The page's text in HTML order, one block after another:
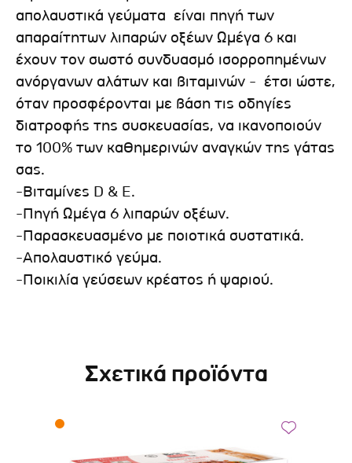
απολαυστικά γεύματα είναι πηγή των
απαραίτητων λιπαρών οξέων Ωμέγα 6 και
έχουν τον σωστό συνδυασμό ισορροπημένων
ανόργανων αλάτων και βιταμινών - έτσι ώστε,
όταν προσφέρονται με βάση τις οδηγίες
διατροφής της συσκευασίας, να ικανοποιούν
το 100% των καθημερινών αναγκών της γάτας
σας.
-Βιταμίνες D & E.
-Πηγή Ωμέγα 6 λιπαρών οξέων.
-Παρασκευασμένο με ποιοτικά συστατικά.
-Απολαυστικό γεύμα.
-Ποικιλία γεύσεων κρέατος ή ψαριού.
Σχετικά προϊόντα